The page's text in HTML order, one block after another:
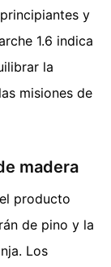
y
1.6 indica
la
misiones de
madera
producto
de pino y la
Los